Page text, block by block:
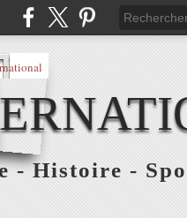
Histoire -